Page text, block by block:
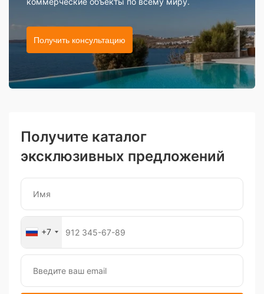
Получить консультацию
Получите каталог
эксклюзивных предложений
+7